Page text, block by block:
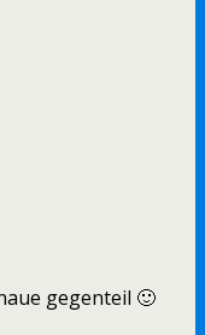
gegenteil 🙂